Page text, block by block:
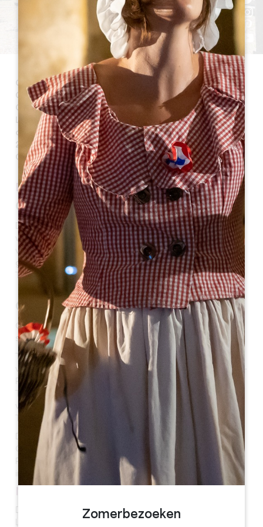
Gardegan-et-Tourtirac is een stad in de streek
Groot Saint-Emilion en maakt deel uit van het kanton
Coteaux de Dordogne. Het ligt 20 km ten oosten van
Libourne en 11 km van Saint-Emilion. Het heeft een
oppervlakte van 960 ha. Vandaag de dag telt de stad
286 inwoners, die bekend staan als Gardeganais en
Gardeganaises.
EEN BEETJE GESCHIEDENIS
Oorsprong van de naam
De naam van de gemeente is afkomstig van een
wachtpost van het kasteel van La Pierrière, dat
verbonden was aan de machtige familie Segur. De
gemeente is ontstaan uit de fusie van Gardegan-et-
Tourtirac.
Geschiedenis
Gardegan-et-Tourtirac is een wijnbouwgemeente die al
sinds de prehistorie bewoond lijkt te zijn.
Tijdens de Revolutie werden de parochie Saint-Martin
van Gardegan, de stad Gardegan, en de parochie Saint-
Pierre van Tourtirac samengevoegd tot de gemeente
Tourtirac. In het jaar IX (1800) werd de stad Tourtirac
verbonden met Gardegan en werd Gardegan-et-
Tourtirac.
De machtige familie Segur versterkte de positie van
Gardegan en bouwde de kastelen van Pitray en La
Pierrière. Waarschijnlijk was het kasteel van La Pierrière
in de 13e eeuw het wachthuis van Gardegan.
De gemeente bevat ongeveer 1 km rivier, voornamelijk
Zomerbezoeken